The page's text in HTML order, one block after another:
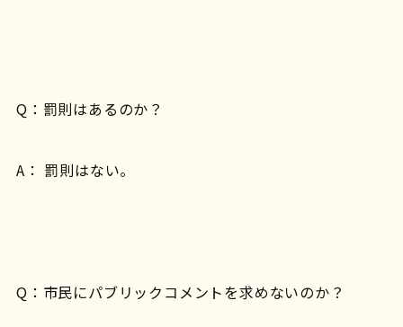
Q：罰則はあるのか？
A： 罰則はない。
Q：市民にパブリックコメントを求めないのか？